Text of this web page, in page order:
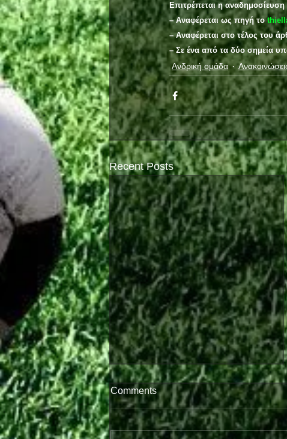
Επιτρέπεται η
– Αναφέρεται ως πηγή το
– Αναφέρεται στο τέλος του
– Σε ένα από τα δύο σημεία
Ανδρική ομάδα
Recent Posts
Comments